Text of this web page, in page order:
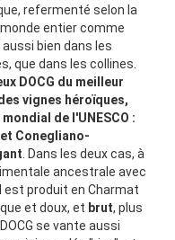
refermenté selon la
entier comme
bien dans les
que dans les collines.
DOCG du meilleur
vignes héroïques,
de l'UNESCO :
Conegliano-
. Dans les deux cas, à
ancestrale avec
est produit en Charmat
et doux, et brut, plus
se vante aussi